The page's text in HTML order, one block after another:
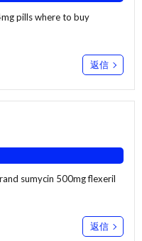
pillswhere to buy
返信
sumycin 500mgflexeril
返信